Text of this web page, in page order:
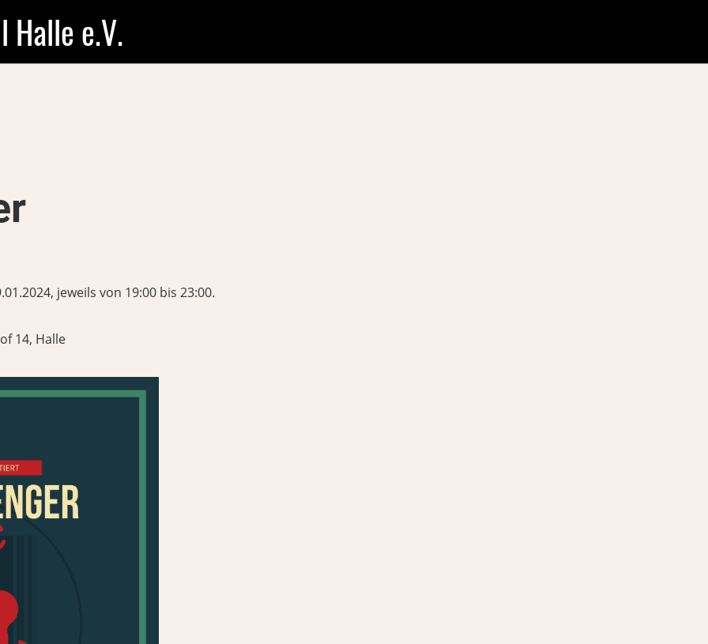
Halle e.V.
jeweils von 19:00 bis 23:00.
14, Halle